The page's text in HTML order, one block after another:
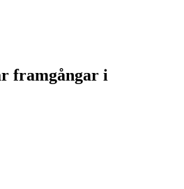
framgångar i